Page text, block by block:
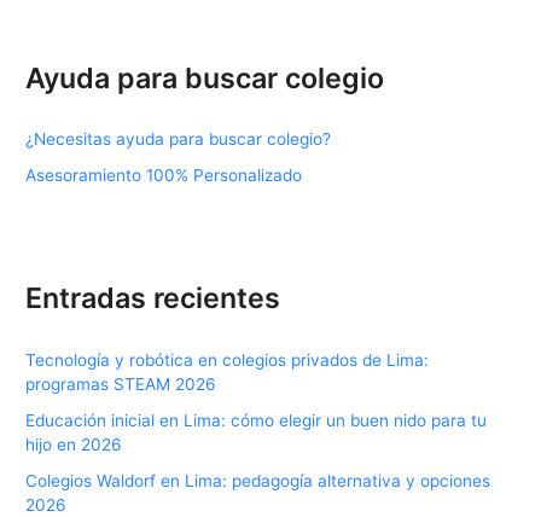
a
p
o
Ayuda para buscar colegio
¿Necesitas ayuda para buscar colegio?
Asesoramiento 100% Personalizado
Entradas recientes
Tecnología y robótica en colegios privados de Lima:
programas STEAM 2026
Educación inicial en Lima: cómo elegir un buen nido para tu
hijo en 2026
Colegios Waldorf en Lima: pedagogía alternativa y opciones
2026